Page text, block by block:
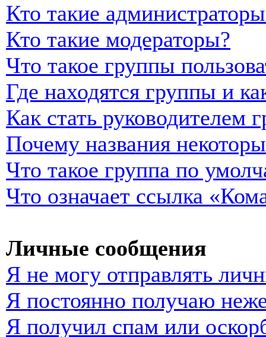
Кто такие
Кто такие модераторы?
Что такое группы
Где находятся группы и
Как стать руководителем
Почему названия
Что такое группа по
Что означает ссылка
Личные сообщения
Я не могу отправлять
Я постоянно получаю
Я получил спам или